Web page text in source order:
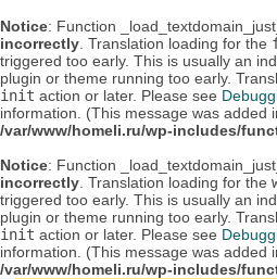
Notice: Function
incorrectly . Translation loading for the
triggered too early. This is usually an
plugin or theme running too early.
init action or later. Please see
information. (This message was added
/var/www/homeli.ru/wp-includes/
Notice: Function
incorrectly . Translation loading for the
triggered too early. This is usually an
plugin or theme running too early.
init action or later. Please see
information. (This message was added
/var/www/homeli.ru/wp-includes/